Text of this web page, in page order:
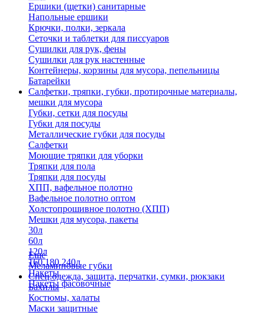
Ершики (щетки) санитарные
Напольные ершики
Крючки, полки, зеркала
Сеточки и таблетки для писсуаров
Сушилки для рук, фены
Сушилки для рук настенные
Контейнеры, корзины для мусора, пепельницы
Батарейки
Салфетки, тряпки, губки, протирочные материалы,
мешки для мусора
Губки, сетки для посуды
Губки для посуды
Металлические губки для посуды
Салфетки
Моющие тряпки для уборки
Тряпки для пола
Тряпки для посуды
ХПП, вафельное полотно
Вафельное полотно оптом
Холстопрошивное полотно (ХПП)
Мешки для мусора, пакеты
30л
60л
120л
160,180,240л
Пакеты
Пакеты фасовочные
Еще
Меламиновые губки
Спец.одежда, защита, перчатки, сумки, рюкзаки
Бахилы
Костюмы, халаты
Маски защитные